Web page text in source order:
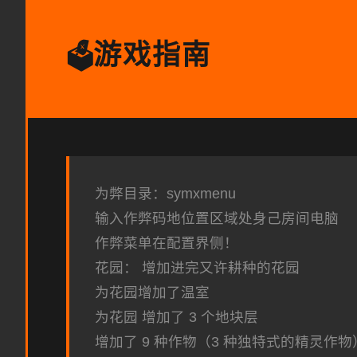
🗳️游戏指南
为弊目录：symxmenu
输入作弊码地位置区域处身己房间电脑
作弊菜单在配置界侧！
花园： 增加进完又许耕种的花园
为花园增加了温室
为花园 增加了 3 个地块层
增加了 9 种作物（3 种独特式的精灵作物